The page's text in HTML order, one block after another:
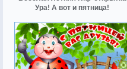
Ура! А вот и пятница!